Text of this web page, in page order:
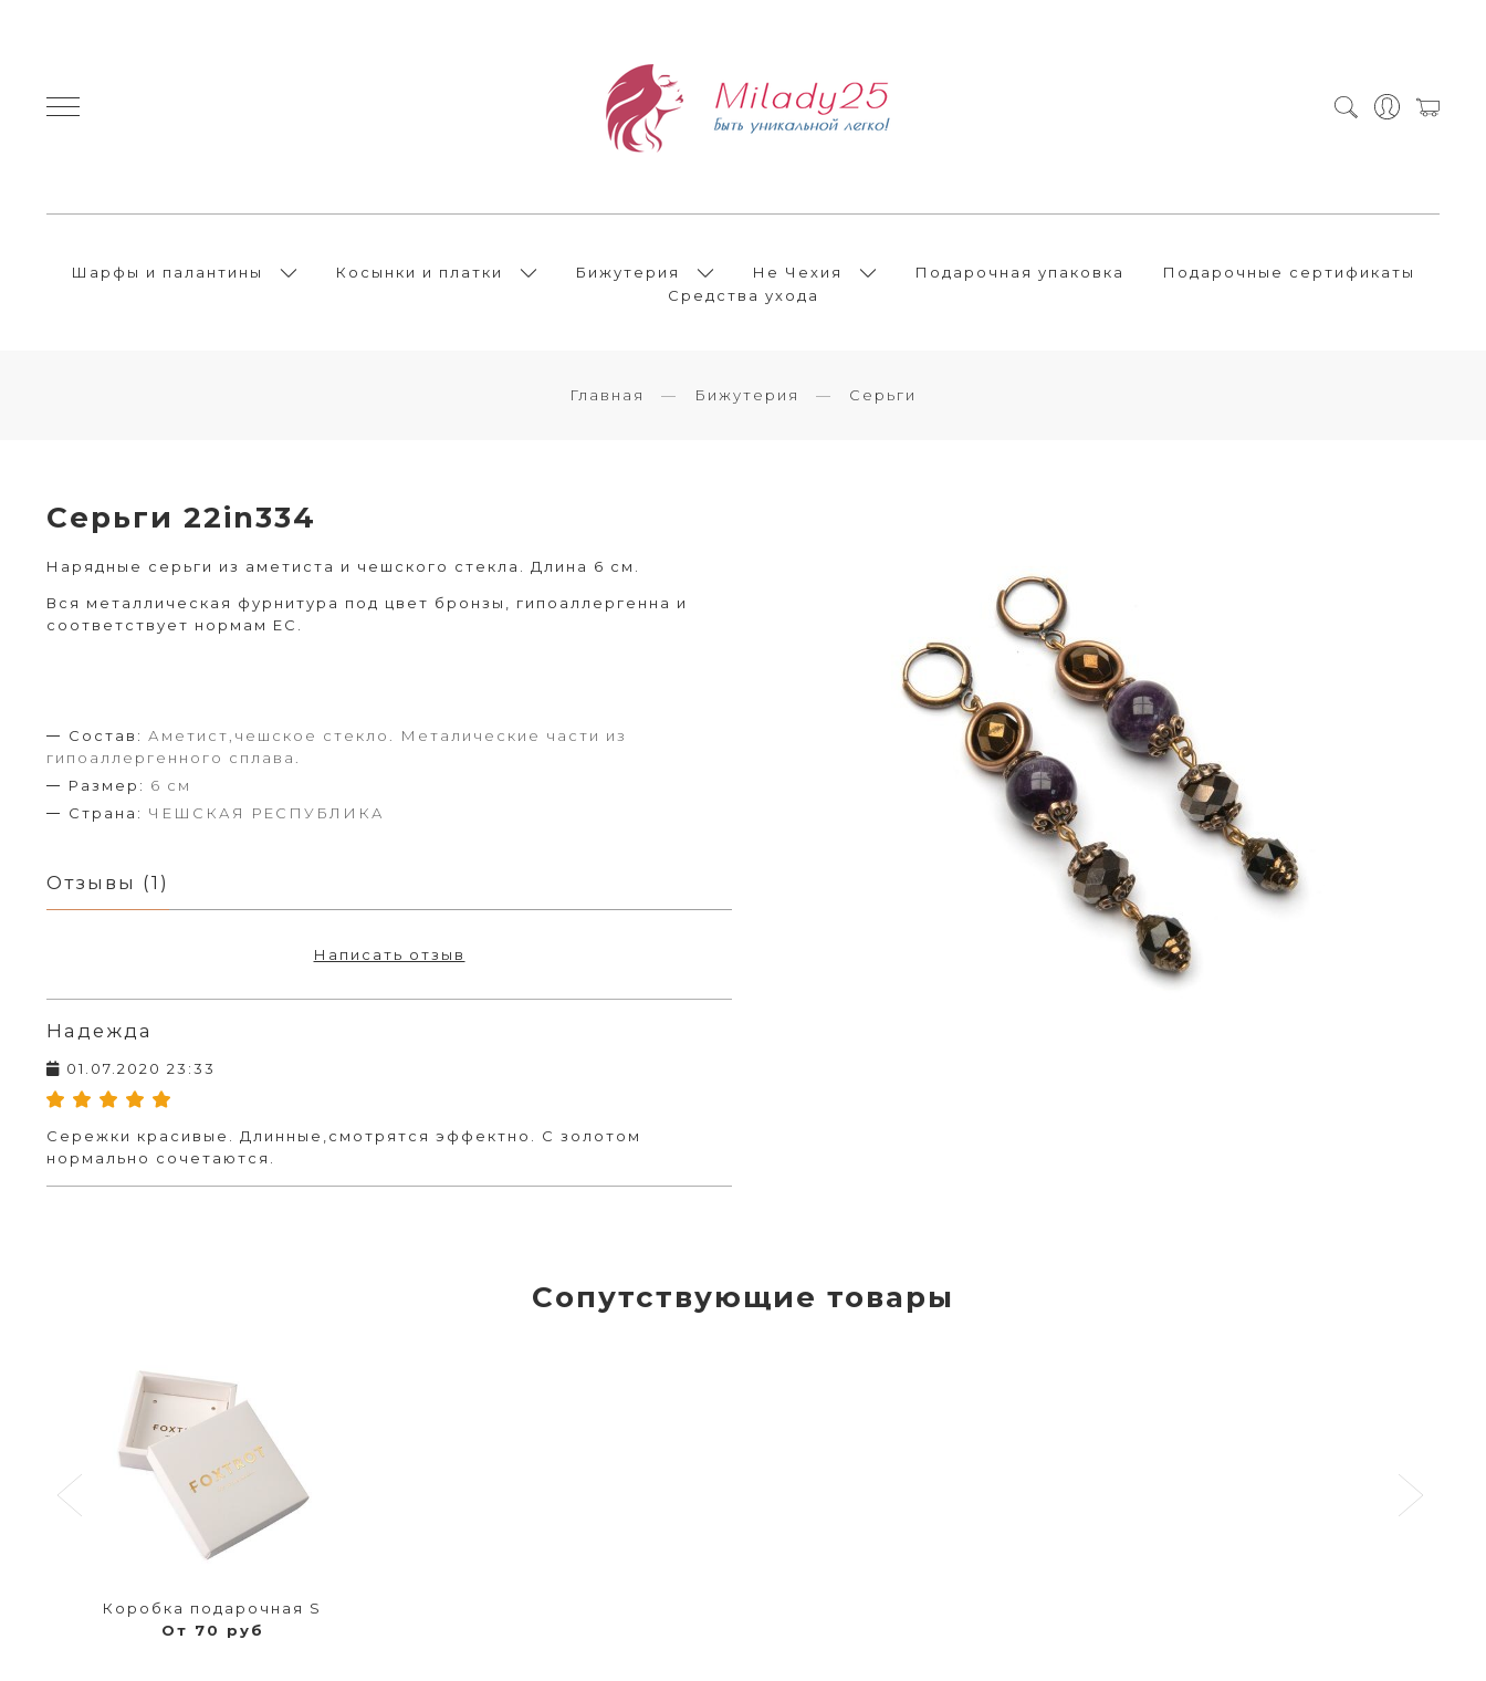
Шарфы и палантины Косынки и платки Бижутерия Не Чехия Подарочная упаковка
Подарочные сертификаты
Средства ухода
Главная Бижутерия Серьги
Серьги 22in334
Нарядные серьги из аметиста и чешского стекла. Длина 6 см.
Вся металлическая фурнитура под цвет бронзы, гипоаллергенна и
соответствует нормам ЕС.
Состав: Аметист,чешское стекло. Металические части из
гипоаллергенного сплава.
Размер: 6 см
Страна: ЧЕШСКАЯ РЕСПУБЛИКА
Отзывы (1)
Написать отзыв
Надежда
01.07.2020 23:33
Сережки красивые. Длинные,смотрятся эффектно. С золотом
нормально сочетаются.
Сопутствующие товары
Коробка подарочная S
От 70 руб